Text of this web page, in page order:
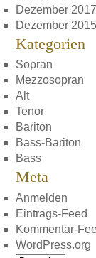
Dezember 2017
Dezember 2015
Kategorien
Sopran
Mezzosopran
Alt
Tenor
Bariton
Bass-Bariton
Bass
Meta
Anmelden
Eintrags-Feed
Kommentar-
WordPress.org